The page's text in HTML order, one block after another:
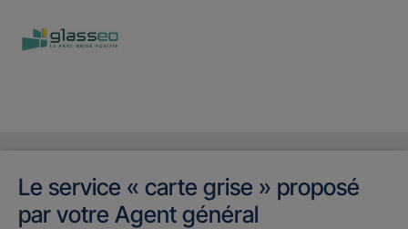
Le service « carte grise » proposé
par votre Agent général